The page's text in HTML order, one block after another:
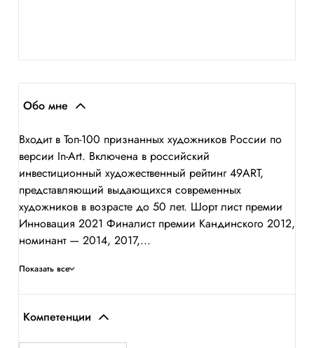
Обо мне
Входит в Топ-100 признанных художников России по
версии In-Art. Включена в российский
инвестиционный художественный рейтинг 49ART,
представляющий выдающихся современных
художников в возрасте до 50 лет. Шорт лист премии
Инновация 2021 Финалист премии Кандинского 2012,
номинант — 2014, 2017,...
Показать все
Компетенции